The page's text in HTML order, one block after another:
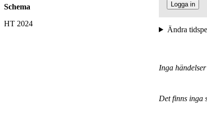
Logga in
Ändra
Inga
Det finns inga
Schema
HT 2024